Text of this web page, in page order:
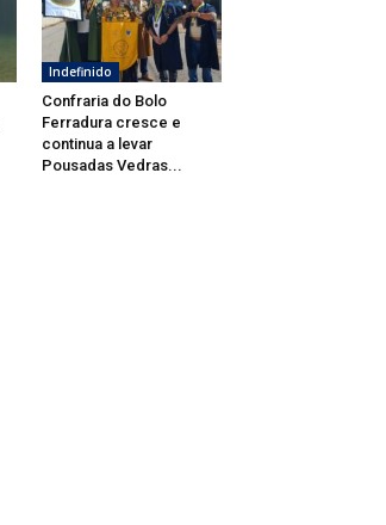
Indefinido
Confraria do Bolo
Ferradura cresce e
continua a levar
Pousadas Vedras...